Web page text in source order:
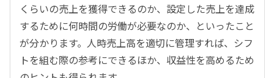
くらいの売上を獲得できるのか、設定した売上を達成
するために何時間の労働が必要なのか、といったこと
が分かります。人時売上高を適切に管理すれば、シフ
トを組む際の参考にできるほか、収益性を高めるため